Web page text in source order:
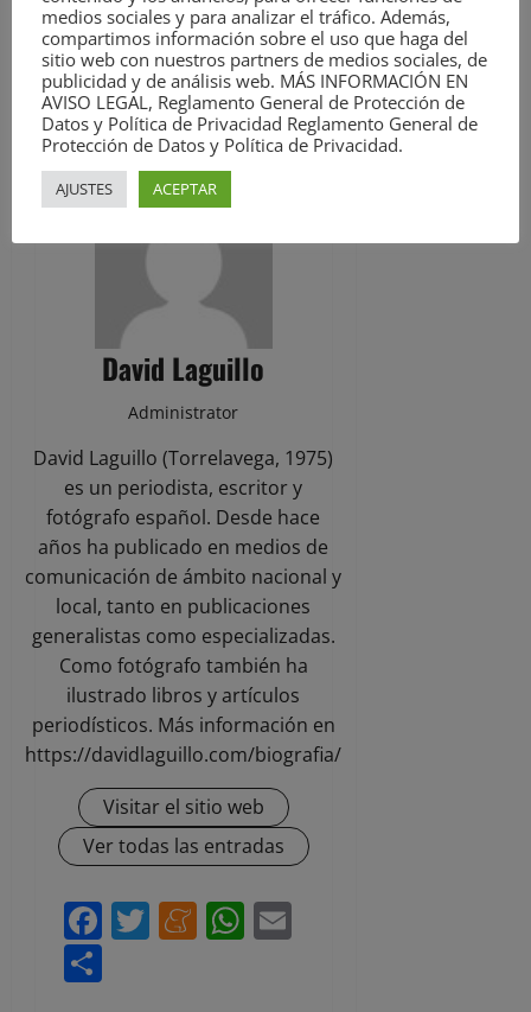
Periódico de Cantabria,
Diario de Cantabria,
noticias de Cantabria
ACERCA DEL AUTOR
David Laguillo
Administrator
David Laguillo (Torrelavega, 1975)
es un periodista, escritor y
fotógrafo español. Desde hace
años ha publicado en medios de
comunicación de ámbito nacional y
local, tanto en publicaciones
generalistas como especializadas.
Como fotógrafo también ha
ilustrado libros y artículos
periodísticos. Más información en
https://davidlaguillo.com/biografia/
Visitar el sitio web
Ver todas las entradas
Facebook
Twitter
Meneame
WhatsApp
medios sociales y para analizar el tráfico. Además,
compartimos información sobre el uso que haga del
sitio web con nuestros partners de medios sociales, de
publicidad y de análisis web. MÁS INFORMACIÓN EN
AVISO LEGAL, Reglamento General de Protección de
Datos y Política de Privacidad Reglamento General de
Protección de Datos y Política de Privacidad.
AJUSTES ACEPTAR